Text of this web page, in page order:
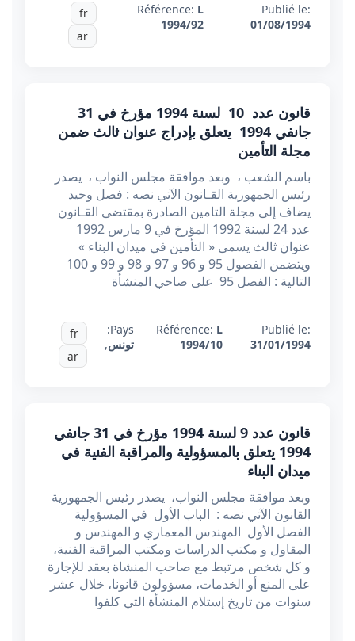
Publié le:
01/08/1994
Référence: L
1994/92
fr
ar
قانون عدد 10 لسنة 1994 مؤرخ في 31
جانفي 1994 يتعلق بإدراج عنوان ثالث ضمن
مجلة التأمين
باسم الشعب ، وبعد موافقة مجلس النواب ، يصدر
رئيس الجمهورية القـانون الآتي نصه : فصل وحيد
يضاف إلى مجلة التامين الصادرة بمقتضى القـانون
عدد 24 لسنة 1992 المؤرخ في 9 مارس 1992
عنوان ثالث يسمى « التأمين في ميدان البناء »
ويتضمن الفصول 95 و 96 و 97 و 98 و 99 و 100
التالية : الفصل 95 على صاحي المنشأة
Publié le:
31/01/1994
Référence: L
1994/10
Pays:
تونس,
fr
ar
قانون عدد 9 لسنة 1994 مؤرخ في 31 جانفي
1994 يتعلق بالمسؤولية والمراقبة الفنية في
ميدان البناء
وبعد موافقة مجلس النواب، يصدر رئيس الجمهورية
القانون الآتي نصه : الباب الأول في المسؤولية
الفصل الأول المهندس المعماري و المهندس و
المقاول و مكتب الدراسات ومكتب المراقبة الفنية،
و كل شخص مرتبط مع صاحب المنشاة بعقد للإجارة
على المنع أو الخدمات، مسؤولون قانونا، خلال عشر
سنوات من تاريخ إستلام المنشأة التي كلفوا